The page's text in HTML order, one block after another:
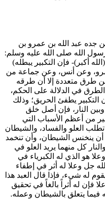
جده عبد الله بن عمرو بن
الله صلى الله عليه وسلم:
أكبر)- فإن التكبير يبطله)
، وعن أنس، وعن جماعة من
طرق متعددة إلا أن طرقه
في الدلالة على الحكم،
التكبير يطفئ الحريق؛ وذلك
النار، فإن أصل خلق
من أعظم الأسباب التي
تطلب العلو والفساد، والشيطان
ينخنس الشيطان، وأن تنخمد
كل منهما يريد العلو في
هو الذي له الكبرياء في
جل وعلا له أثر في إطفاء
له شيء، فإذا قال العبد هذا
فإن له أثراً بالغاً في تحقيق
يتعلق بالشيطان وعمله.